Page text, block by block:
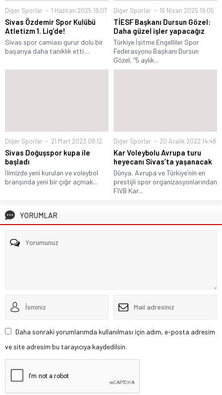
Diğer Sporlar 1 Haziran 2025 19:07
Sivas Özdemir Spor Kulübü
Atletizm 1. Lig’de!
Sivas spor camiası gurur dolu bir
başarıya daha tanıklık etti....
Diğer Sporlar 16 Nisan 2025 19:05
TİESF Başkanı Dursun Gözel:
Daha güzel işler yapacağız
Türkiye İşitme Engelliler Spor
Federasyonu Başkanı Dursun
Gözel, “5 aylık...
Diğer Sporlar 21 Mart 2023 08:12
Sivas Doğuşspor kupa ile
başladı
İlimizde yeni kurulan ve voleybol
branşında yeni bir çığır açmak...
Diğer Sporlar 20 Aralık 2022 14:48
Kar Voleybolu Avrupa turu
heyecanı Sivas’ta yaşanacak
Dünya, Avrupa ve Türkiye’nin en
prestijli spor organizasyonlarından
FIVB Kar...
YORUMLAR
Daha sonraki yorumlarımda kullanılması için adım, e-posta adresim
ve site adresim bu tarayıcıya kaydedilsin.